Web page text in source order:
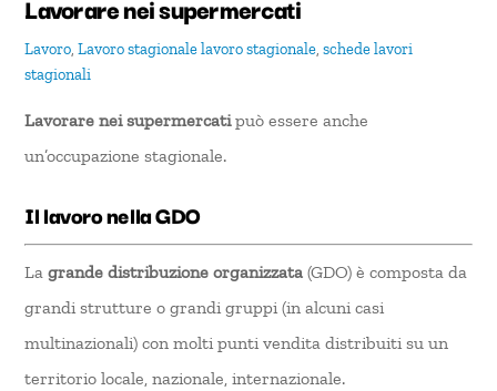
Lavorare nei supermercati
Lavoro,Lavoro stagionalelavoro stagionale,schede lavori
stagionali
Lavorare nei supermercatipuò essere anche
un’occupazione stagionale.
Il lavoro nella GDO
Lagrande distribuzione organizzata (GDO) è composta da
grandi strutture o grandi gruppi (in alcuni casi
multinazionali) con molti punti vendita distribuiti su un
territorio locale, nazionale, internazionale.